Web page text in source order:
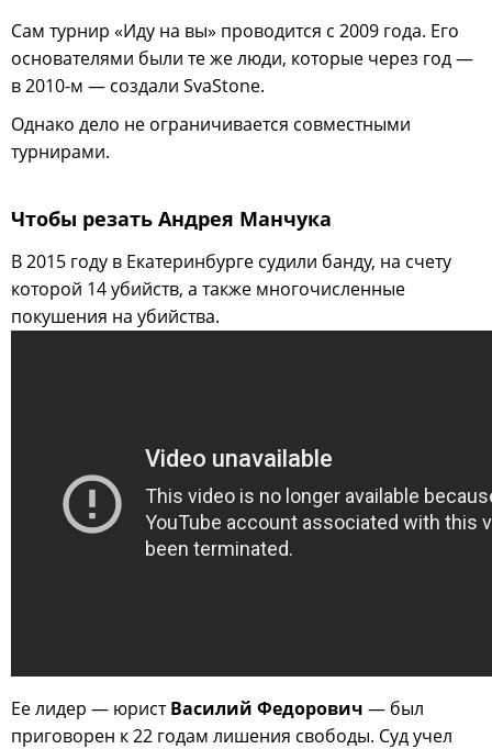
Сам турнир «Иду на вы» проводится с 2009 года. Его
основателями были те же люди, которые через год —
в 2010-м — создали SvaStone.
Однако дело не ограничивается совместными
турнирами.
Чтобы резать Андрея Манчука
В 2015 году в Екатеринбурге судили банду, на счету
которой 14 убийств, а также многочисленные
покушения на убийства.
Ее лидер — юристВасилий Федорович — был
приговорен к 22 годам лишения свободы. Суд учел